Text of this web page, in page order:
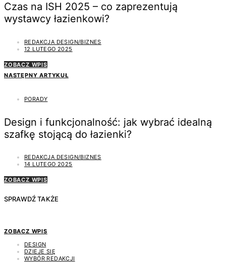
Czas na ISH 2025 – co zaprezentują
wystawcy łazienkowi?
REDAKCJA DESIGN/BIZNES
12 LUTEGO 2025
ZOBACZ WPIS
NASTĘPNY ARTYKUŁ
PORADY
Design i funkcjonalność: jak wybrać idealną
szafkę stojącą do łazienki?
REDAKCJA DESIGN/BIZNES
14 LUTEGO 2025
ZOBACZ WPIS
SPRAWDŹ TAKŻE
ZOBACZ WPIS
DESIGN
DZIEJE SIĘ
WYBÓR REDAKCJI